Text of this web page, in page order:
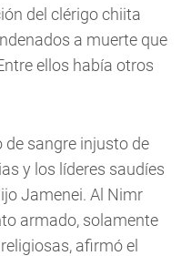
del clérigo chiita
a muerte que
ellos había otros
sangre injusto de
y los líderes saudíes
Jamenei. Al Nimr
armado, solamente
afirmó el